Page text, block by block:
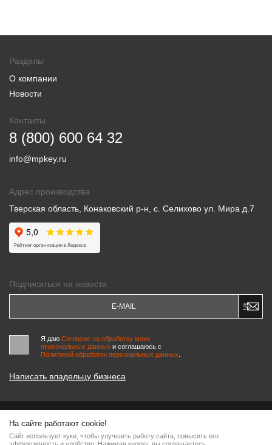
Разделы
О компании
Новости
Контакты
8 (800) 600 64 32
info@mpkey.ru
Адрес производства
Тверская область, Конаковский р-н, с. Селихово ул. Мира д.7
Подписаться на новости
Я даю Согласие на обработку моих
персональных данных и соглашаюсь c
Политикой обработки персональных данных
Написать владельцу бизнеса
© 2000-2026 «МАСТЕРСКИЕ ПИНЧУКА»
Информация на сайте является интеллектуальной собственностью компании, любое
На сайте работают cookie!
Сайт использует куки, чтобы улучшить работу сайта, повысить его